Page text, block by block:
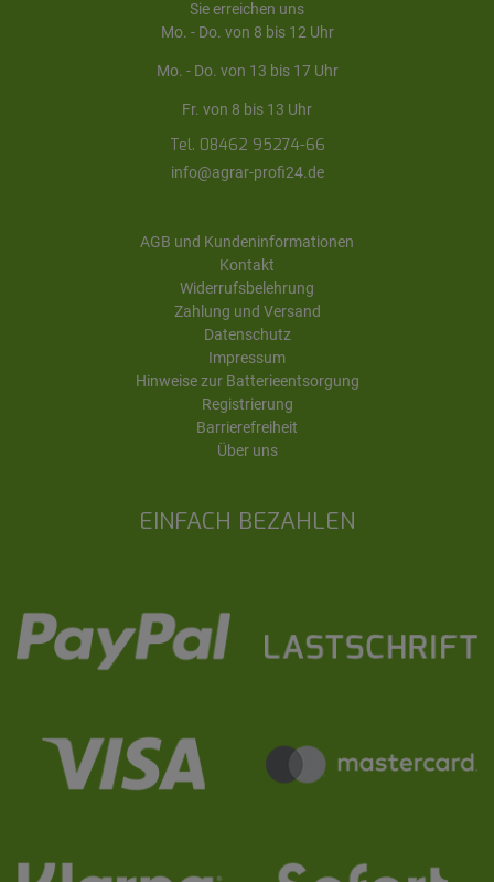
EINFACH BEZAHLEN
Sie erreichen uns
Mo. - Do. von 8 bis 12 Uhr
Mo. - Do. von 13 bis 17 Uhr
Fr. von 8 bis 13 Uhr
Tel. 08462 95274-66
info@agrar-profi24.de
AGB und Kundeninformationen
Kontakt
Widerrufsbelehrung
Zahlung und Versand
Datenschutz
Impressum
Hinweise zur Batterieentsorgung
Registrierung
Barrierefreiheit
Über uns